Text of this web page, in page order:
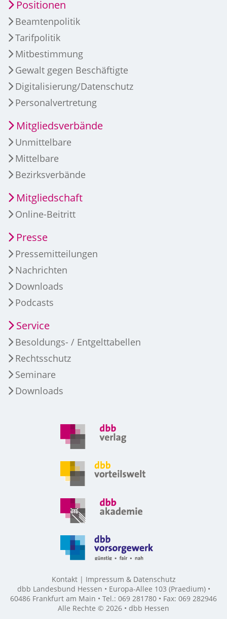
Positionen
Beamtenpolitik
Tarifpolitik
Mitbestimmung
Gewalt gegen Beschäftigte
Digitalisierung/Datenschutz
Personalvertretung
Mitgliedsverbände
Unmittelbare
Mittelbare
Bezirksverbände
Mitgliedschaft
Online-Beitritt
Presse
Pressemitteilungen
Nachrichten
Downloads
Podcasts
Service
Besoldungs- / Entgelttabellen
Rechtsschutz
Seminare
Downloads
Kontakt
Impressum & Datenschutz
dbb Landesbund Hessen • Europa-Allee 103 (Praedium) •
60486 Frankfurt am Main • Tel.: 069 281780 • Fax: 069 282946
Alle Rechte © 2026 • dbb Hessen